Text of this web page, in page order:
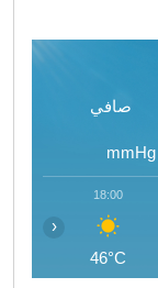
صافي
mmHg
18:00
46°C
‹